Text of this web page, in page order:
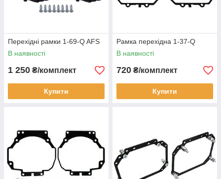
Перехідні рамки 1-69-Q AFS
В наявності
1 250 ₴/комплект
Купити
Рамка перехідна 1-37-Q
В наявності
720 ₴/комплект
Купити